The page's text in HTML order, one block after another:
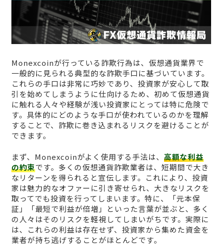
Monexcoinが行っている詐欺行為は、仮想通貨業界で
一般的に見られる典型的な詐欺手口に基づいています。
これらの手口は非常に巧妙であり、投資家が安心して取
引を始めてしまうように仕向けるため、初めて仮想通貨
に触れる人々や経験が浅い投資家にとっては特に危険で
す。具体的にどのような手口が使われているのかを理解
することで、詐欺に巻き込まれるリスクを避けることが
できます。
まず、Monexcoinがよく使用する手法は、 高額な利益
の約束です。多くの仮想通貨詐欺業者は、短期間で大き
なリターンを得られると宣伝します。これにより、投資
家は魅力的なオファーに引き寄せられ、大きなリスクを
取ってでも投資を行ってしまいます。特に、「元本保
証」「最短で利益が倍増」といった言葉が並ぶと、多く
の人々はそのリスクを軽視してしまいがちです。実際に
は、これらの利益は存在せず、投資家から集めた資金を
業者が持ち逃げすることがほとんどです。